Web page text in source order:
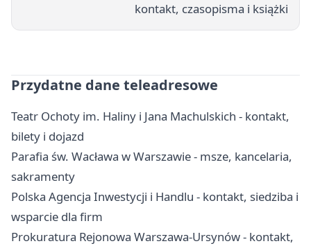
kontakt, czasopisma i książki
Przydatne dane teleadresowe
Teatr Ochoty im. Haliny i Jana Machulskich - kontakt,
bilety i dojazd
Parafia św. Wacława w Warszawie - msze, kancelaria,
sakramenty
Polska Agencja Inwestycji i Handlu - kontakt, siedziba i
wsparcie dla firm
Prokuratura Rejonowa Warszawa-Ursynów - kontakt,